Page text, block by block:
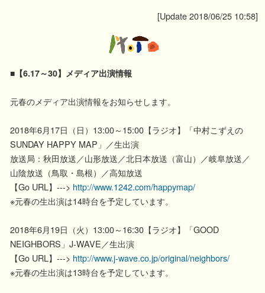
[Update 2018/06/25 10:58]
■【6.17～30】メディア出演情報
元春のメディア出演情報をお知らせします。
2018年6月17日（日）13:00～15:00【ラジオ】「中村こずえの
SUNDAY HAPPY MAP」／生出演
放送局：秋田放送／山形放送／北日本放送（富山）／岐阜放送／
山陰放送（鳥取・島根）／高知放送
【Go URL】---> http://www.1242.com/happymap/
※元春の生出演は14時台を予定しています。
2018年6月19日（火）13:00～16:30【ラジオ】「GOOD
NEIGHBORS」J-WAVE／生出演
【Go URL】---> http://www.j-wave.co.jp/original/neighbors/
※元春の生出演は13時台を予定しています。